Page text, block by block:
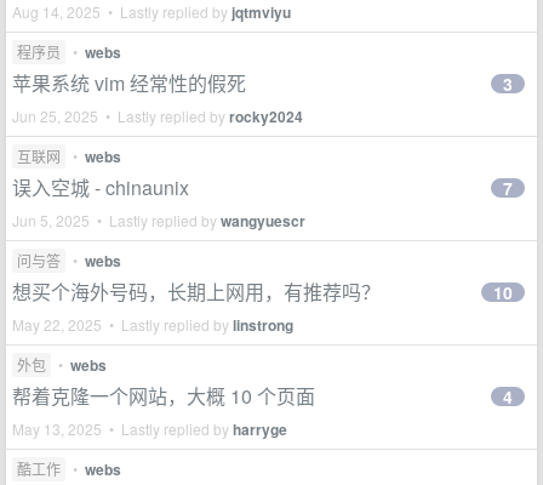
Aug 14, 2025 • Lastly replied by jqtmviyu
程序员 • webs
苹果系统 vim 经常性的假死
Jun 25, 2025 • Lastly replied byrocky2024
3
互联网 • webs
误入空城 - chinaunix
Jun 5, 2025 • Lastly replied bywangyuescr
7
问与答 • webs
想买个海外号码，长期上网用，有推荐吗？
May 22, 2025 • Lastly replied bylinstrong
10
外包 • webs
帮着克隆一个网站，大概 10 个页面
May 13, 2025 • Lastly replied byharryge
4
酷工作 • webs